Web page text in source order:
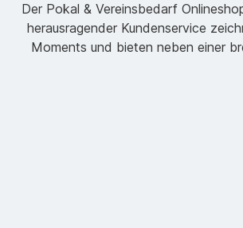
Der Pokal & Vereinsbedarf
herausragender Kundenservice
Moments und bieten neben einer